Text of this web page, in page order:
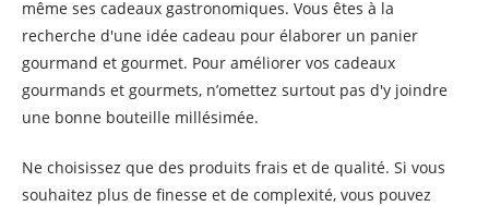
même ses cadeaux gastronomiques. Vous êtes à la
recherche d'une idée cadeau pour élaborer un panier
gourmand et gourmet. Pour améliorer vos cadeaux
gourmands et gourmets, n’omettez surtout pas d'y joindre
une bonne bouteille millésimée.
Ne choisissez que des produits frais et de qualité. Si vous
souhaitez plus de finesse et de complexité, vous pouvez